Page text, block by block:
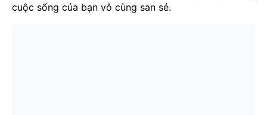
cuộc sống của bạn vô cùng san sẻ.